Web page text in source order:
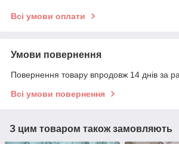
Всі умови оплати
Умови повернення
Повернення товару впродовж 14 днів за
Всі умови повернення
З цим товаром також замовляють